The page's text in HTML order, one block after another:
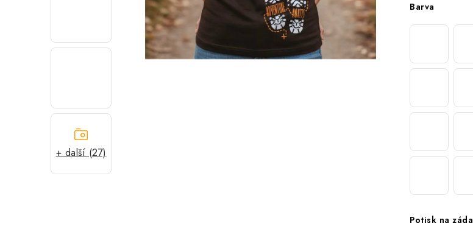
+ další (27)
Barva
Potisk na záda